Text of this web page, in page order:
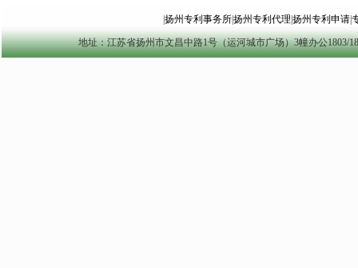
扬州专利事务所|扬州专利代理 扬州专利申请|
地址：江苏省扬州市文昌中路1号（运河城市广场）3幢办公1803/